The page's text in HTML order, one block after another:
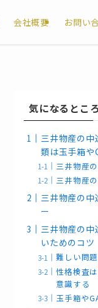
会社概要 お問い
気になるとこ
三井物産の
類は玉手箱や
三井物産
三井物産
三井物産の
ー
三井物産の
いためのコツ
難しい問
性格検査
意識する
玉手箱や